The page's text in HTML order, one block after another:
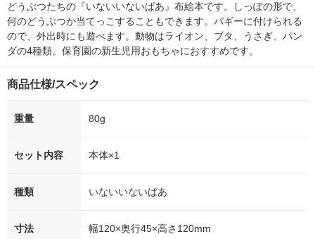
どうぶつたちの『いないいないばあ』布絵本です。しっぽの形で、
何のどうぶつか当てっこすることもできます。バギーに付けられる
ので、外出時にも遊べます。動物はライオン、ブタ、うさぎ、パン
ダの4種類。保育園の新生児用おもちゃにおすすめです。
商品仕様/スペック
重量 80g
セット内容 本体×1
種類 いないいないばあ
寸法 幅120×奥行45×高さ120mm